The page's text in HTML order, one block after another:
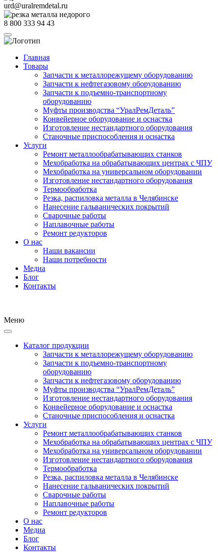
urd@uralremdetal.ru
8 800 333 94 43
Главная
Товары
Запчасти к металлорежущему оборудованию
Запчасти к нефтегазовому оборудованию
Запчасти к подъемно-транспортному
оборудованию
Муфты производства “УралРемДеталь”
Конвейерное оборудование и оснастка
Изготовление нестандартного оборудования
Станочные приспособления и оснастка
Услуги
Ремонт металлообрабатывающих станков
Мехобработка на обрабатывающих центрах с ЧПУ
Мехобработка на универсальном оборудовании
Изготовление нестандартного оборудования
Термообработка
Резка, распиловка металла в Челябинске
Нанесение гальванических покрытий
Сварочные работы
Наплавочные работы
Ремонт редукторов
О нас
Наши вакансии
Наши потребности
Медиа
Блог
Контакты
Меню
Каталог продукции
Запчасти к металлорежущему оборудованию
Запчасти к подъемно-транспортному
оборудованию
Запчасти к нефтегазовому оборудованию
Муфты производства “УралРемДеталь”
Изготовление нестандартного оборудования
Конвейерное оборудование и оснастка
Станочные приспособления и оснастка
Услуги
Ремонт металлообрабатывающих станков
Мехобработка на обрабатывающих центрах с ЧПУ
Мехобработка на универсальном оборудовании
Изготовление нестандартного оборудования
Термообработка
Резка, распиловка металла в Челябинске
Нанесение гальванических покрытий
Сварочные работы
Наплавочные работы
Ремонт редукторов
О нас
Медиа
Блог
Контакты